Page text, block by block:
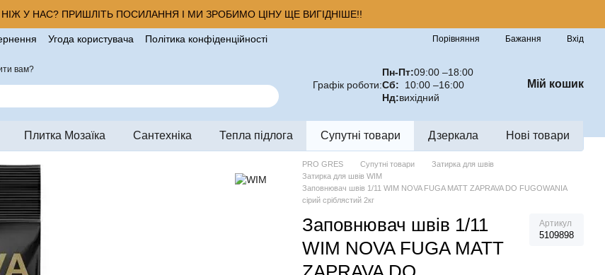
У НАС? ПРИШЛІТЬ ПОСИЛАННЯ І МИ ЗРОБИМО ЦІНУ ЩЕ ВИГІДНІШЕ!!
Угода користувача
Політика конфіденційності
Порівняння Бажання Вхід
вам?
Графік роботи:
Пн-Пт:09:00 –18:00
Сб: 10:00 –16:00
Нд:вихідний
Мій кошик
Плитка Мозаїка Сантехніка Тепла підлога Супутні товари Дзеркала Нові товари
PRO GRES Супутні товари
Затирка для швів
Затирка для швів WIM
Заповнювач швiв 1/11 WIM NOVA FUGA MATT ZAPRAVA DO FUGOWANIA
сiрий срiблястий 2кг
Заповнювач швiв 1/11
WIM NOVA FUGA MATT
Артикул
5109898